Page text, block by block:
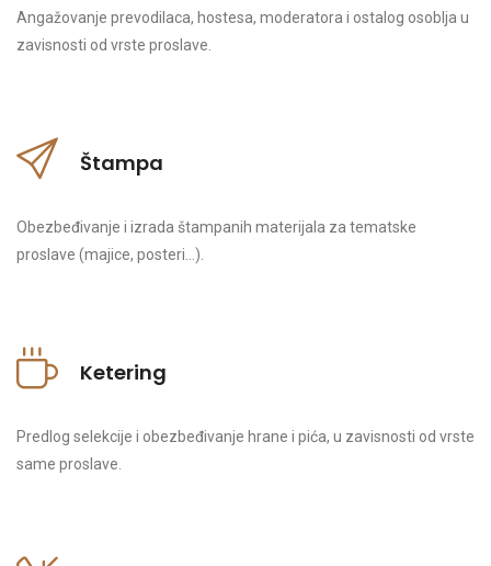
Angažovanje prevodilaca, hostesa, moderatora i ostalog osoblja u
zavisnosti od vrste proslave.
Štampa
Obezbeđivanje i izrada štampanih materijala za tematske
proslave (majice, posteri…).
Ketering
Predlog selekcije i obezbeđivanje hrane i pića, u zavisnosti od vrste
same proslave.